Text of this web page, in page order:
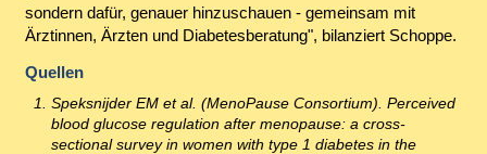
sondern dafür, genauer hinzuschauen - gemeinsam mit
Ärztinnen, Ärzten und Diabetesberatung", bilanziert Schoppe.
Quellen
Speksnijder EM et al. (MenoPause Consortium). Perceived
blood glucose regulation after menopause: a cross-
sectional survey in women with type 1 diabetes in the